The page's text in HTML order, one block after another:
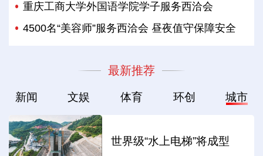
重庆工商大学外国语学院学子服务西洽会
4500名“美容师”服务西洽会 昼夜值守保障安全
最新推荐
新闻 文娱 体育 环创 城市
世界级“水上电梯”将成型